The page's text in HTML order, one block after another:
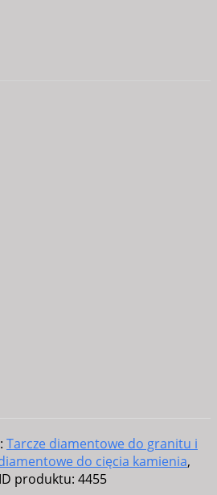
Tarcze diamentowe do granitu i
do cięcia kamienia,
ID produktu: 4455